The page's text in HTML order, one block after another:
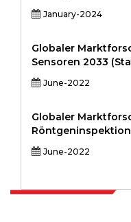
(Status und
January-2024
Globaler
Sensoren 2033
June-2022
Globaler
und Ausblick)
June-2022